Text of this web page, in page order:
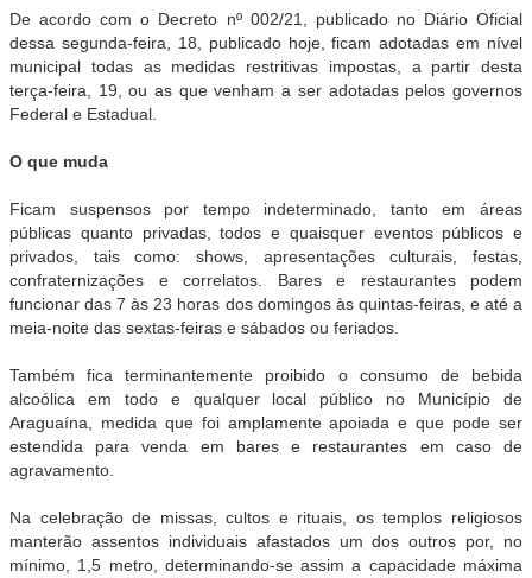
De acordo com o Decreto nº 002/21, publicado no Diário Oficial
dessa segunda-feira, 18, publicado hoje, ficam adotadas em nível
municipal todas as medidas restritivas impostas, a partir desta
terça-feira, 19, ou as que venham a ser adotadas pelos governos
Federal e Estadual.
O que muda
Ficam suspensos por tempo indeterminado, tanto em áreas
públicas quanto privadas, todos e quaisquer eventos públicos e
privados, tais como: shows, apresentações culturais, festas,
confraternizações e correlatos. Bares e restaurantes podem
funcionar das 7 às 23 horas dos domingos às quintas-feiras, e até a
meia-noite das sextas-feiras e sábados ou feriados.
Também fica terminantemente proibido o consumo de bebida
alcoólica em todo e qualquer local público no Município de
Araguaína, medida que foi amplamente apoiada e que pode ser
estendida para venda em bares e restaurantes em caso de
agravamento.
Na celebração de missas, cultos e rituais, os templos religiosos
manterão assentos individuais afastados um dos outros por, no
mínimo, 1,5 metro, determinando-se assim a capacidade máxima